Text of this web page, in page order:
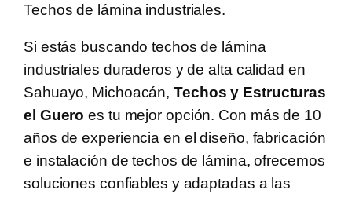
Techos de lámina industriales.
Si estás buscando techos de lámina
industriales duraderos y de alta calidad en
Sahuayo, Michoacán, Techos y Estructuras
el Guero es tu mejor opción. Con más de 10
años de experiencia en el diseño, fabricación
e instalación de techos de lámina, ofrecemos
soluciones confiables y adaptadas a las